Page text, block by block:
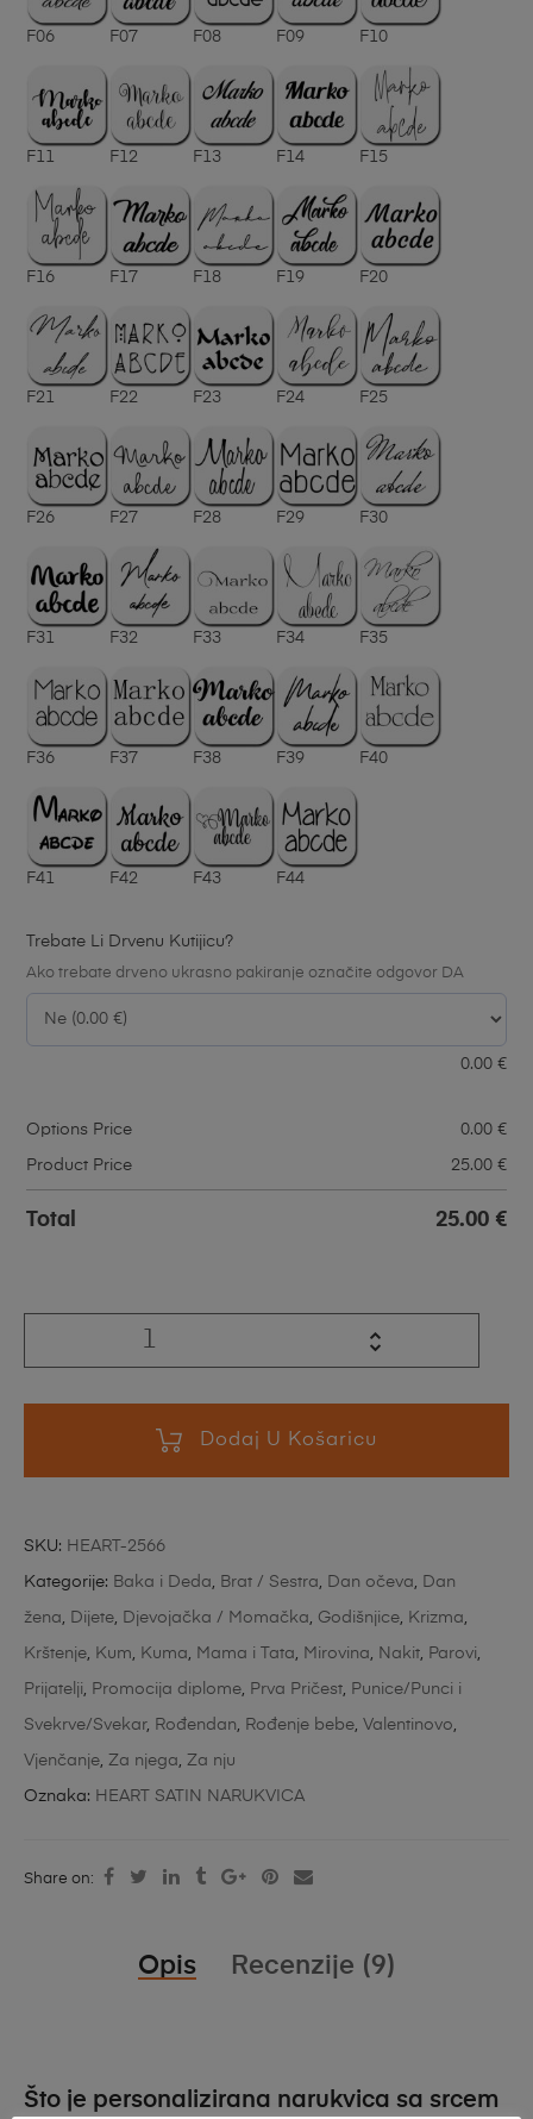
F06 F07 F08 F09 F10
F11 F12 F13 F14 F15
F16 F17 F18 F19 F20
F21 F22 F23 F24 F25
F26 F27 F28 F29 F30
F31 F32 F33 F34 F35
F36 F37 F38 F39 F40
F41 F42 F43 F44
Trebate Li Drvenu Kutijicu?
Ako trebate drveno ukrasno pakiranje označite odgovor DA
0.00 €
Options Price 0.00 €
Product Price 25.00 €
Total 25.00 €
Dodaj U Košaricu
SKU: HEART-2566
Kategorije: Baka i Deda Brat / Sestra Dan očeva Dan
žena Dijete Djevojačka / Momačka Godišnjice Krizma
Krštenje Kum Kuma Mama i Tata Mirovina Nakit Parovi
Prijatelji Promocija diplome Prva Pričest Punice/Punci i
Svekrve/Svekar, Rođendan Rođenje bebe Valentinovo
Vjenčanje Za njega Za nju
Oznaka: HEART SATIN NARUKVICA
Share on:
Opis Recenzije (9)
Što je personalizirana narukvica sa srcem